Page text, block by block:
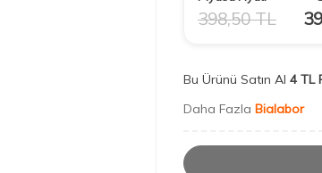
398,50TL
Bu Ürünü Satın Al 4 TL
Daha Fazla Bialabor